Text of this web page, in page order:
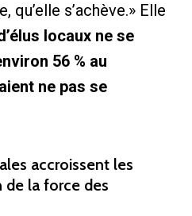
qu’elle s’achève.» Elle
locaux ne se
56 % au
ne pas se
accroissent les
de la force des